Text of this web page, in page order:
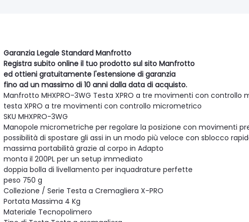
Garanzia Legale Standard Manfrotto
Registra subito online il tuo prodotto sul sito Manfrotto
ed ottieni gratuitamente l'estensione di garanzia
fino ad un massimo di 10 anni dalla data di acquisto.
Manfrotto MHXPRO-3WG Testa XPRO a tre movimenti con controllo
testa XPRO a tre movimenti con controllo micrometrico
SKU MHXPRO-3WG
Manopole micrometriche per regolare la posizione con movimenti
possibilità di spostare gli assi in un modo più veloce con sblocco
massima portabilità grazie al corpo in Adapto
monta il 200PL per un setup immediato
doppia bolla di livellamento per inquadrature perfette
peso 750 g
Collezione / Serie Testa a Cremagliera X-PRO
Portata Massima 4 Kg
Materiale Tecnopolimero